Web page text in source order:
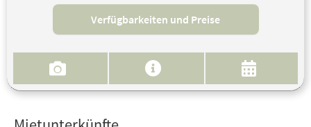
Verfügbarkeiten und Preise